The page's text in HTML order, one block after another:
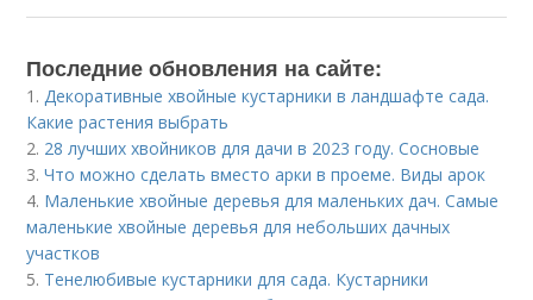
Последние обновления на сайте:
1.Декоративные хвойные кустарники в ландшафте сада.
Какие растения выбрать
2. 28 лучших хвойников для дачи в 2023 году. Сосновые
3.Что можно сделать вместо арки в проеме. Виды арок
4. Маленькие хвойные деревья для маленьких дач. Самые
маленькие хвойные деревья для небольших дачных
участков
5. Тенелюбивые кустарники для сада. Кустарники